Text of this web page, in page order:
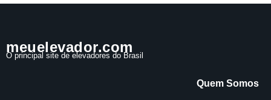
meuelevador.com
O principal site de elevadores do Brasil
Quem Somos